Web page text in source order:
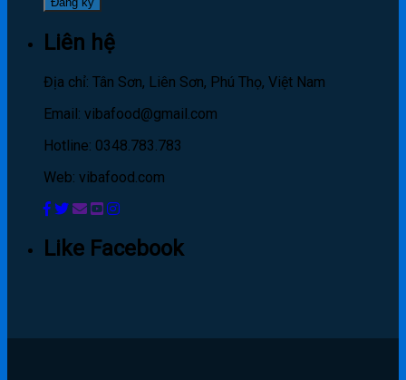
Liên hệ
Địa chỉ: Tân Sơn, Liên Sơn, Phú Thọ, Việt Nam
Email: vibafood@gmail.com
Hotline: 0348.783.783
Web: vibafood.com
Like Facebook